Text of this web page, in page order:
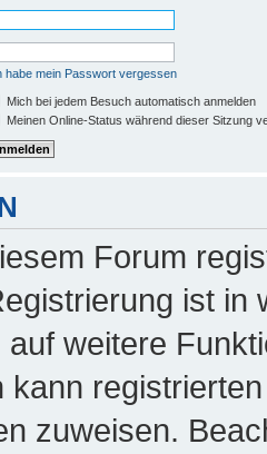
habe mein Passwort vergessen
Mich bei jedem Besuch automatisch anmelden
Meinen Online-Status während dieser Sitzung
Forum
ist in
auf weitere
kann
zuweisen.